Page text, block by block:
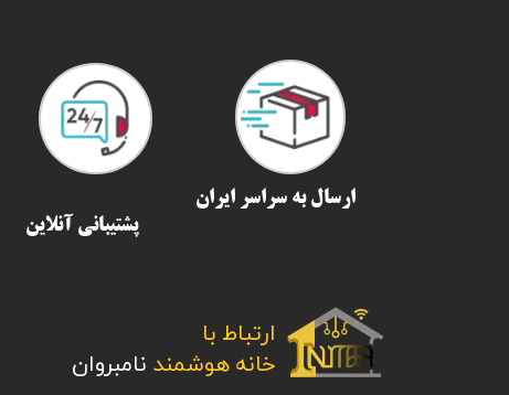
ارتباط با
​​​​​​​خانه هوشمند نامبروان
ارسال به سراسر ایران​​​​​​​
پشتیبانی آنلاین